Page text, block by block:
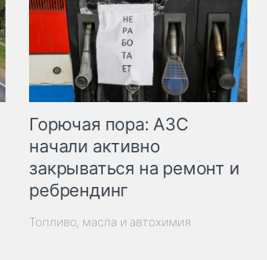
Горючая пора: АЗС
начали активно
закрываться на ремонт и
ребрендинг
Топливо, масла и автохимия